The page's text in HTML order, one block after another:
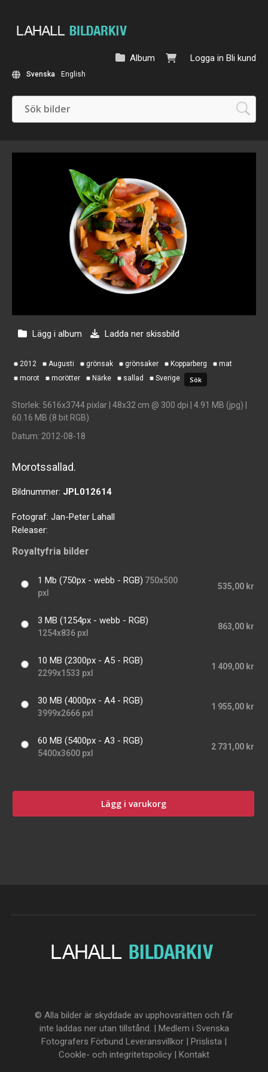
Logga in Bli kund
Album
Svenska English
Lägg i album Ladda ner skissbild
2012 Augusti grönsak grönsaker Kopparberg
mat
morot
morötter Närke sallad Sverige
Storlek: 5616x3744 pixlar | 48x32 cm @ 300 dpi | 4.91 MB (jpg) |
60.16 MB (8 bit RGB)
Datum: 2012-08-18
Morotssallad.
Bildnummer: JPL012614
Fotograf: Jan-Peter Lahall
Releaser:
Royaltyfria bilder
1 Mb (750px - webb - RGB) 750x500
pxl
535,00 kr
3 MB (1254px - webb - RGB)
1254x836 pxl
863,00 kr
10 MB (2300px - A5 - RGB)
2299x1533 pxl
1 409,00 kr
30 MB (4000px - A4 - RGB)
3999x2666 pxl
1 955,00 kr
60 MB (5400px - A3 - RGB)
5400x3600 pxl
2 731,00 kr
Lägg i varukorg
© Alla bilder är skyddade av upphovsrätten och får
inte laddas ner utan tillstånd. | Medlem i Svenska
Fotografers Förbund Leveransvillkor | Prislista |
Cookle- och integritetspolicy | Kontakt